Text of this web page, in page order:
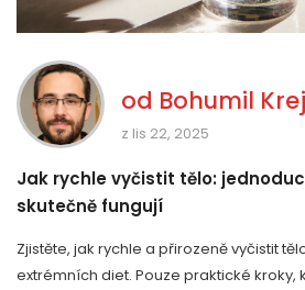
od Bohumil
z lis 22, 2025
Jak rychle vyčistit tělo:
skutečně fungují
Zjistěte, jak rychle a přirozeně vyčistit
extrémních diet. Pouze praktické